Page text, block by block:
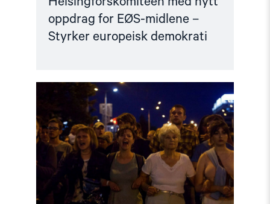
oppdrag for EØS-midlene –
Styrker europeisk demokrati
"Utviklingspolitikken
må
ta
menneskerettigheter
på
alvor"